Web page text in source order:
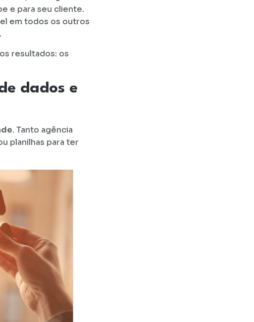
e para seu cliente.
em todos os outros
resultados: os
dados e
. Tanto agência
planilhas para ter